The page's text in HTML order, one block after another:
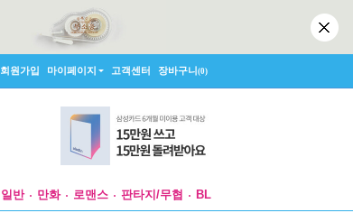
회원가입 마이페이지 고객센터 장바구니(0)
일반 만화 로맨스 판타지/무협 BL